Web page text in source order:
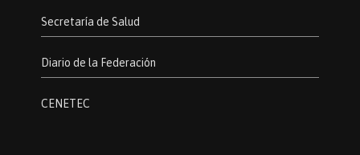
Secretaría de Salud
Diario de la Federación
CENETEC